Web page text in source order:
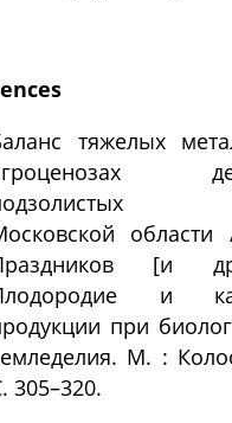
тяжелых
[и
и
при
М. :
305–320.